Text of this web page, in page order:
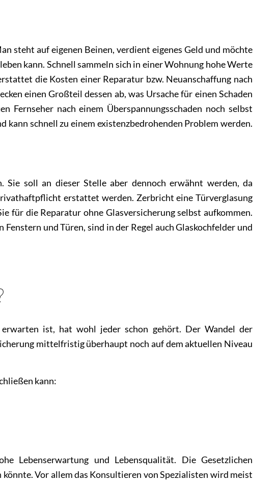
steht auf eigenen Beinen, verdient eigenes Geld und möchte
kann. Schnell sammeln sich in einer Wohnung hohe Werte
die Kosten einer Reparatur bzw. Neuanschaffung nach
einen Großteil dessen ab, was Ursache für einen Schaden
Fernseher nach einem Überspannungsschaden noch selbst
schnell zu einem existenzbedrohenden Problem werden.
Sie soll an dieser Stelle aber dennoch erwähnt werden, da
erstattet werden. Zerbricht eine Türverglasung
für die Reparatur ohne Glasversicherung selbst aufkommen.
und Türen, sind in der Regel auch Glaskochfelder und
erwarten ist, hat wohl jeder schon gehört. Der Wandel der
mittelfristig überhaupt noch auf dem aktuellen Niveau
kann:
Lebenserwartung und Lebensqualität. Die Gesetzlichen
Vor allem das Konsultieren von Spezialisten wird meist